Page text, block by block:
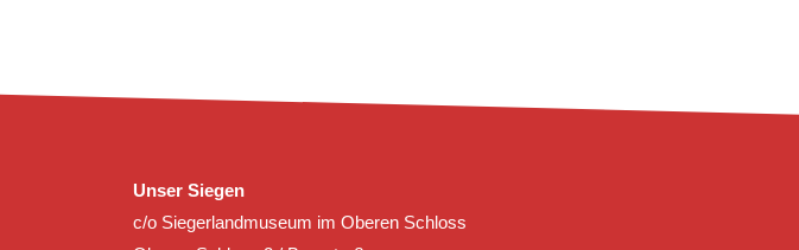
Unser Siegen
c/o Siegerlandmuseum im Oberen Schloss